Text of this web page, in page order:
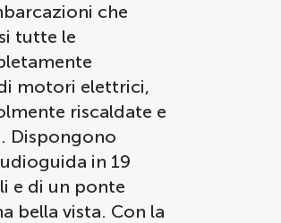
che
tutte le
motori elettrici,
riscaldate e
Dispongono
in 19
e di un ponte
bella vista. Con la